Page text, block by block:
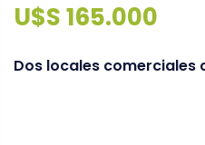
U$S 165.000
Dos locales comerciales